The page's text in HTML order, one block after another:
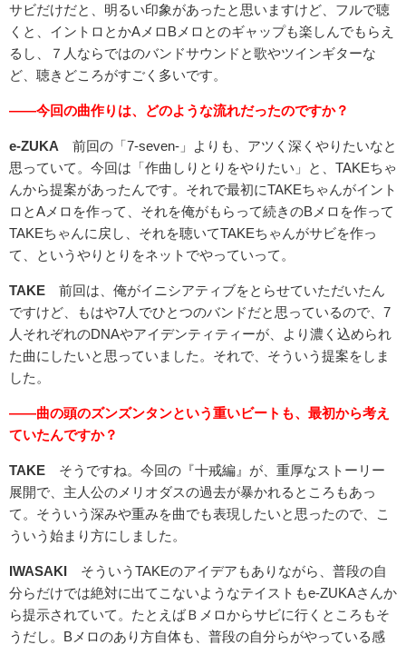
サビだけだと、明るい印象があったと思いますけど、フルで聴
くと、イントロとかAメロBメロとのギャップも楽しんでもらえ
るし、７人ならではのバンドサウンドと歌やツインギターな
ど、聴きどころがすごく多いです。
――今回の曲作りは、どのような流れだったのですか？
e-ZUKA 前回の「7-seven-」よりも、アツく深くやりたいなと
思っていて。今回は「作曲しりとりをやりたい」と、TAKEちゃ
んから提案があったんです。それで最初にTAKEちゃんがイント
ロとAメロを作って、それを俺がもらって続きのBメロを作って
TAKEちゃんに戻し、それを聴いてTAKEちゃんがサビを作っ
て、というやりとりをネットでやっていって。
TAKE 前回は、俺がイニシアティブをとらせていただいたん
ですけど、もはや7人でひとつのバンドだと思っているので、7
人それぞれのDNAやアイデンティティーが、より濃く込められ
た曲にしたいと思っていました。それで、そういう提案をしま
した。
――曲の頭のズンズンタンという重いビートも、最初から考え
ていたんですか？
TAKE そうですね。今回の『十戒編』が、重厚なストーリー
展開で、主人公のメリオダスの過去が暴かれるところもあっ
て。そういう深みや重みを曲でも表現したいと思ったので、こ
ういう始まり方にしました。
IWASAKI そういうTAKEのアイデアもありながら、普段の自
分らだけでは絶対に出てこないようなテイストもe-ZUKAさんか
ら提示されていて。たとえばＢメロからサビに行くところもそ
うだし。Bメロのあり方自体も、普段の自分らがやっている感